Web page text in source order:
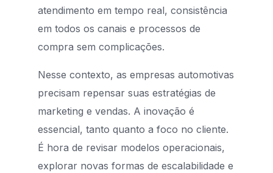
atendimento em tempo real, consistência
em todos os canais e processos de
compra sem complicações.
Nesse contexto, as empresas automotivas
precisam repensar suas estratégias de
marketing e vendas. A inovação é
essencial, tanto quanto a foco no cliente.
É hora de revisar modelos operacionais,
explorar novas formas de escalabilidade e